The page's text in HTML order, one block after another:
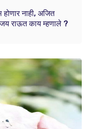
होणार नाही, अजित
राऊत काय म्हणाले ?